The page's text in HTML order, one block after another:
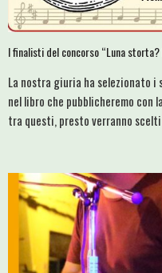
I finalisti del concorso “Luna
La nostra giuria ha selezionato
nel libro che pubblicheremo
tra questi, presto verranno